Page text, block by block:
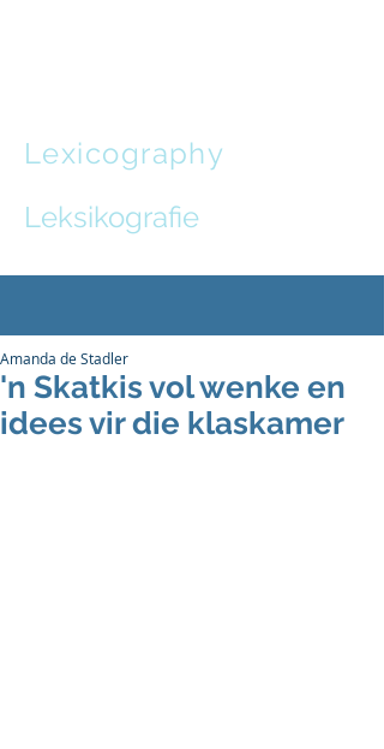
Lexicography
Leksikografie
'n Skatkis vol wenke en
idees vir die klaskamer
Amanda de Stadler